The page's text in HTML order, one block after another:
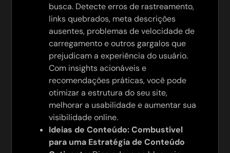
busca. Detecte erros de rastreamento,
links quebrados, meta descrições
ausentes, problemas de velocidade de
carregamento e outros gargalos que
prejudicam a experiência do usuário.
Com insights acionáveis e
recomendações práticas, você pode
otimizar a estrutura do seu site,
melhorar a usabilidade e aumentar sua
visibilidade online.
Ideias de Conteúdo: Combustível
para uma Estratégia de Conteúdo